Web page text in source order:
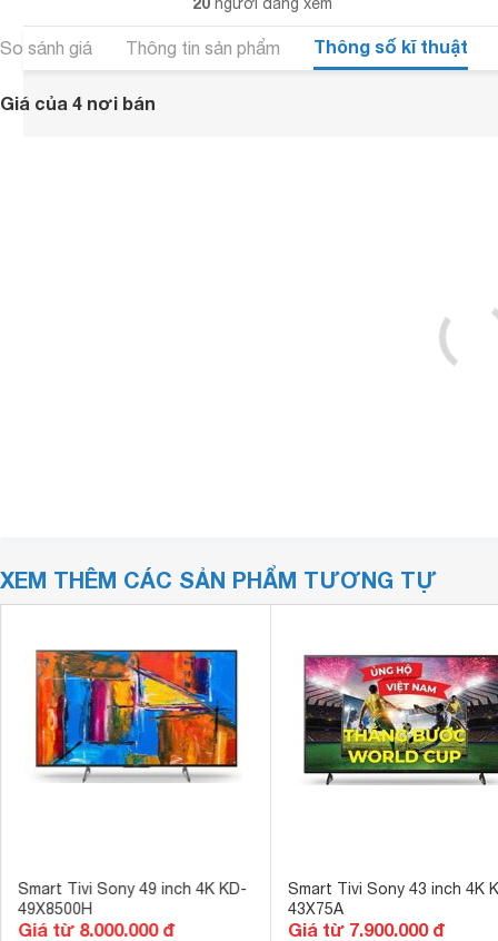
So sánh giá Thông tin sản phẩm Thông số kĩ thuật
Giá của 4 nơi bán
XEM THÊM CÁC SẢN PHẨM TƯƠNG TỰ
Smart Tivi Sony 49 inch 4K KD-
49X8500H
Giá từ 8.000.000 đ
Smart Tivi Sony 43 inch 4K
43X75A
Giá từ 7.900.000 đ